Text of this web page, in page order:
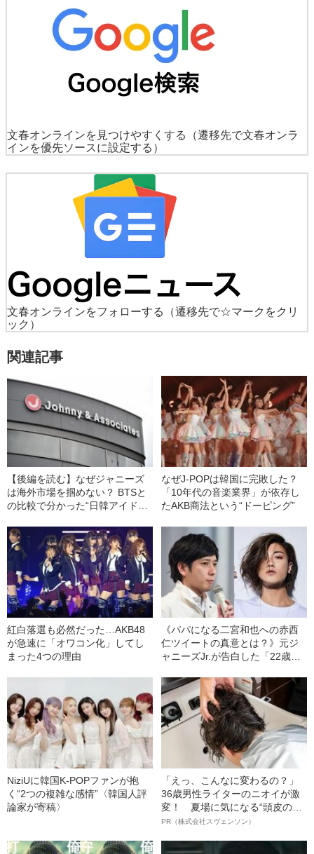
文春オンラインを見つけやすくする
（遷移先で文春オンラ
インを優先ソースに設定する）
文春オンラインをフォローする
（遷移先で☆マークをクリ
ック）
関連記事
【後編を読む】なぜジャニーズ
は海外市場を掴めない？ BTSと
の比較で分かった“日韓アイド
なぜJ-POPは韓国に完敗した？
「10年代の音楽業界」が依存し
たAKB商法という“ドーピング”
紅白落選も必然だった…AKB48
が急速に「オワコン化」してし
まった4つの理由
《パパになる二宮和也への赤西
仁ツイートの真意とは？》元ジ
ャニーズJr.が告白した「22歳定
NiziUに韓国K-POPファンが抱
く“2つの複雑な感情”〈韓国人評
論家が寄稿〉
「えっ、こんなに変わるの？」
36歳男性ライターのニオイが激
変！ 夏場に気になる“頭皮のニ
オイ”や“ベタつき”を解消す
ト”が生み出した徹底ケアとは
PR（株式会社スヴェンソン）